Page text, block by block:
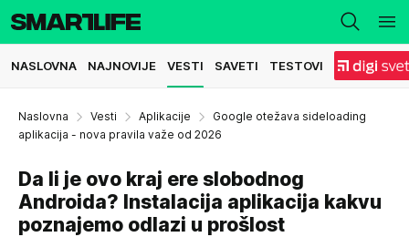
NASLOVNA NAJNOVIJE VESTI SAVETI TESTOVI
Naslovna Vesti Aplikacije
Google otežava sideloading
aplikacija - nova pravila važe od 2026
Da li je ovo kraj ere slobodnog
Androida? Instalacija aplikacija kakvu
poznajemo odlazi u prošlost